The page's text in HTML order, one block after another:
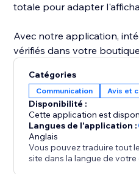
totale pour adapter
Avec notre application,
vérifiés dans votre
personnalisation, de
designs attrayants qui
et à convertir les visiteurs
Engagez vos clients,
marque et stimulez vos
cette application essentielle.
Catégories
Communication Avis et
Disponibilité :
Cette application est
Langues de l'application :
Anglais
Vous pouvez traduire tout
site dans la langue de votre